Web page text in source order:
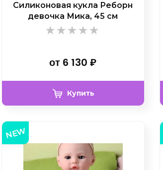
Силиконовая кукла Реборн
девочка Мика, 45 см
от 6 130 ₽
Купить
NEW